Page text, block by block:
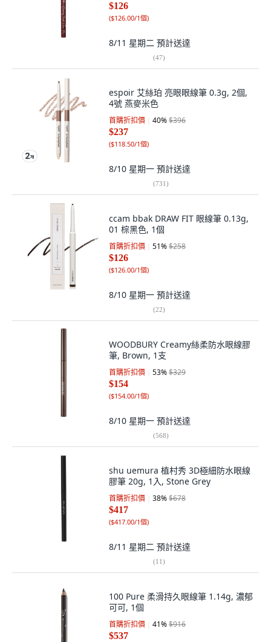
$126
($126.00/1個)
8/11 星期二 預計送達
(47)
espoir 艾絲珀 亮眼眼線筆 0.3g, 2個,
4號 燕麥米色
首購折扣價 40%$396
$237
($118.50/1個)
8/10 星期一 預計送達
(731)
ccam bbak DRAW FIT 眼線筆 0.13g,
01 棕黑色, 1個
首購折扣價 51%$258
$126
($126.00/1個)
8/10 星期一 預計送達
(22)
WOODBURY Creamy絲柔防水眼線膠
筆, Brown, 1支
首購折扣價 53%$329
$154
($154.00/1個)
8/10 星期一 預計送達
(568)
shu uemura 植村秀 3D極細防水眼線
膠筆 20g, 1入, Stone Grey
首購折扣價 38%$678
$417
($417.00/1個)
8/11 星期二 預計送達
(11)
100 Pure 柔滑持久眼線筆 1.14g, 濃郁
可可, 1個
首購折扣價 41%$916
$537